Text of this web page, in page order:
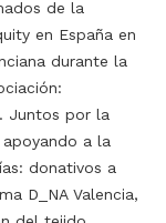
de la
en España en
durante la
Juntos por la
apoyando a la
donativos a
D_NA Valencia,